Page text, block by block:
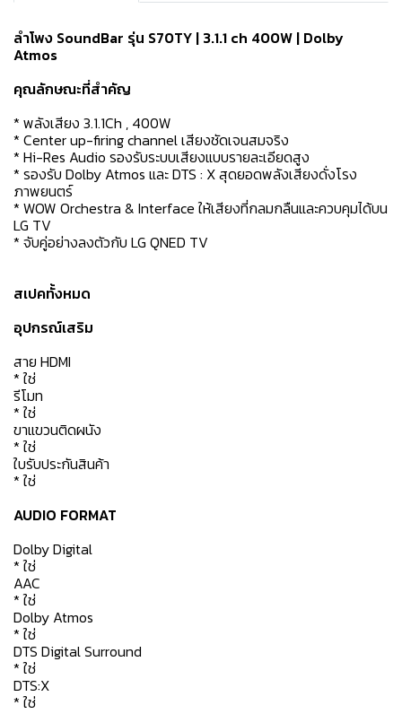
ลำโพง SoundBar รุ่น S70TY | 3.1.1 ch 400W | Dolby
Atmos
คุณลักษณะที่สำคัญ
* พลังเสียง 3.1.1Ch , 400W
* Center up-firing channel เสียงชัดเจนสมจริง
* Hi-Res Audio รองรับระบบเสียงแบบรายละเอียดสูง
* รองรับ Dolby Atmos และ DTS : X สุดยอดพลังเสียงดั่งโรง
ภาพยนตร์
* WOW Orchestra & Interface ให้เสียงที่กลมกลืนและควบคุมได้บน
LG TV
* จับคู่อย่างลงตัวกับ LG QNED TV
สเปคทั้งหมด
อุปกรณ์เสริม
สาย HDMI
* ใช่
รีโมท
* ใช่
ขาแขวนติดผนัง
* ใช่
ใบรับประกันสินค้า
* ใช่
AUDIO FORMAT
Dolby Digital
* ใช่
AAC
* ใช่
Dolby Atmos
* ใช่
DTS Digital Surround
* ใช่
DTS:X
* ใช่